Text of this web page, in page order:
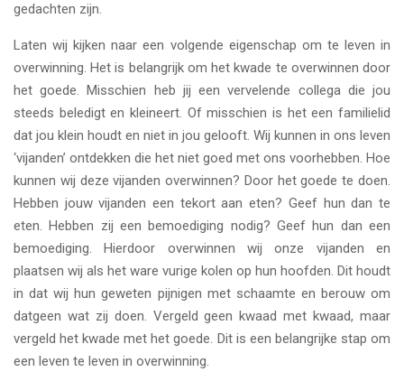
gedachten zijn.
Laten wij kijken naar een volgende eigenschap om te leven in
overwinning. Het is belangrijk om het kwade te overwinnen door
het goede. Misschien heb jij een vervelende collega die jou
steeds beledigt en kleineert. Of misschien is het een familielid
dat jou klein houdt en niet in jou gelooft. Wij kunnen in ons leven
‘vijanden’ ontdekken die het niet goed met ons voorhebben. Hoe
kunnen wij deze vijanden overwinnen? Door het goede te doen.
Hebben jouw vijanden een tekort aan eten? Geef hun dan te
eten. Hebben zij een bemoediging nodig? Geef hun dan een
bemoediging. Hierdoor overwinnen wij onze vijanden en
plaatsen wij als het ware vurige kolen op hun hoofden. Dit houdt
in dat wij hun geweten pijnigen met schaamte en berouw om
datgeen wat zij doen. Vergeld geen kwaad met kwaad, maar
vergeld het kwade met het goede. Dit is een belangrijke stap om
een leven te leven in overwinning.